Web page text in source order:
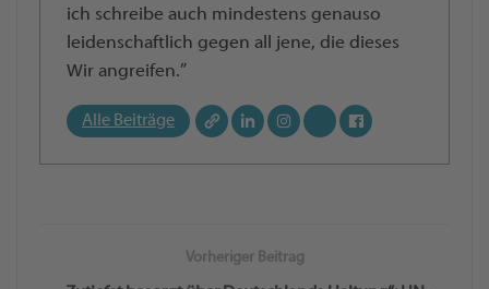
ich schreibe auch mindestens genauso
leidenschaftlich gegen all jene, die dieses
Wir angreifen.”
Alle Beiträge
Vorheriger Beitrag